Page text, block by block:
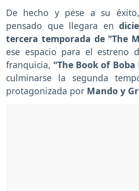
De hecho y pese a su
pensado que llegara en
tercera temporada de "The
ese espacio para el estreno
franquicia, "The Book of Boba
culminarse la segunda
protagonizada por Mando y